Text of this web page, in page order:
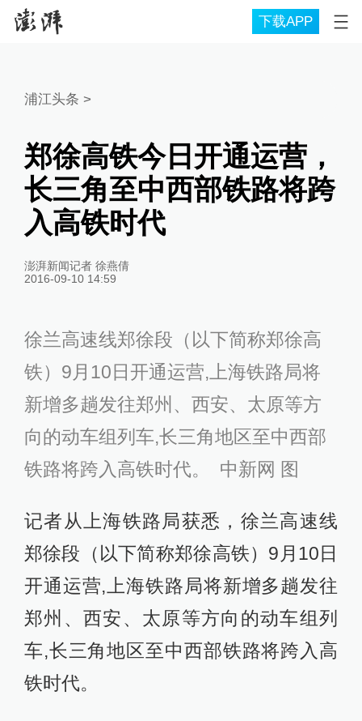
下载APP
浦江头条 >
郑徐高铁今日开通运营，
长三角至中西部铁路将跨
入高铁时代
澎湃新闻记者 徐燕倩
2016-09-10 14:59
徐兰高速线郑徐段（以下简称郑徐高
铁）9月10日开通运营,上海铁路局将
新增多趟发往郑州、西安、太原等方
向的动车组列车,长三角地区至中西部
铁路将跨入高铁时代。 中新网 图
记者从上海铁路局获悉，徐兰高速线
郑徐段（以下简称郑徐高铁）9月10日
开通运营,上海铁路局将新增多趟发往
郑州、西安、太原等方向的动车组列
车,长三角地区至中西部铁路将跨入高
铁时代。